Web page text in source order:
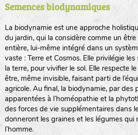
Semences biodynamiques
La biodynamie est une approche
du jardin, qui la considère comme un
entière, lui-même intégré dans un
vaste : Terre et Cosmos. Elle privilégie
la terre, pour vivifier le sol. Elle respecte
être, même invisible, faisant parti de
agricole. Au final, la biodynamie, par des
apparentées à l’homéopathie et la
des forces de vie supplémentaires dans
donneront les graines et les légumes qui
l’homme.
LA RÉFÉRENCE :F BEL20BPA1A (en
F : Fleurs.
Les autres catégories étant :
animaux sauvages
biodiversité